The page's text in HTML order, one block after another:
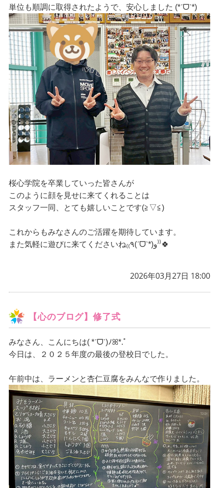
単位も順調に取得されたようで、安心しました (*ˊᗜˋ*)
桜心学院を卒業していった皆さんが
このように顔を見せに来てくれることは
スタッフ一同、とても嬉しいことです(≧▽≦)
これからもみなさんのご活躍を期待しています。
また気軽に遊びに来てくださいね
₍₍٩(ˊᗜˋ*)و⁾⁾🍀
2026年03月27日 18:00
【心のブログ】修了式
みなさん、こんにちは( *ˊᗜˋ)ﾉꕤ*.ﾟ
今日は、２０２５年度の最後の登校日でした。
午前中は、ラーメンと杏仁豆腐をみんなで作りました。